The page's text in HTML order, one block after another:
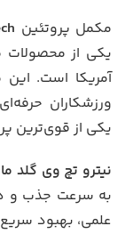
مکمل پروتئین
یکی از
آمریکا است.
ورزشکاران
یکی از قوی‌ترین
نیترو تچ وی گلد ماسل تک
به سرعت جذب و
علمی، بهبود